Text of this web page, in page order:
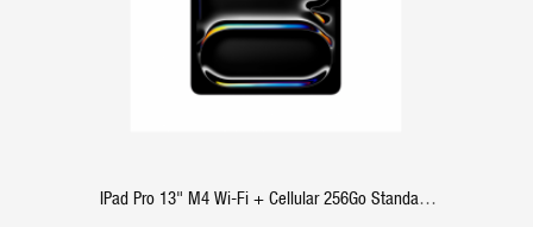
QUICK VIEW
IPad Pro 13" M4 Wi-Fi + Cellular 256Go Standard